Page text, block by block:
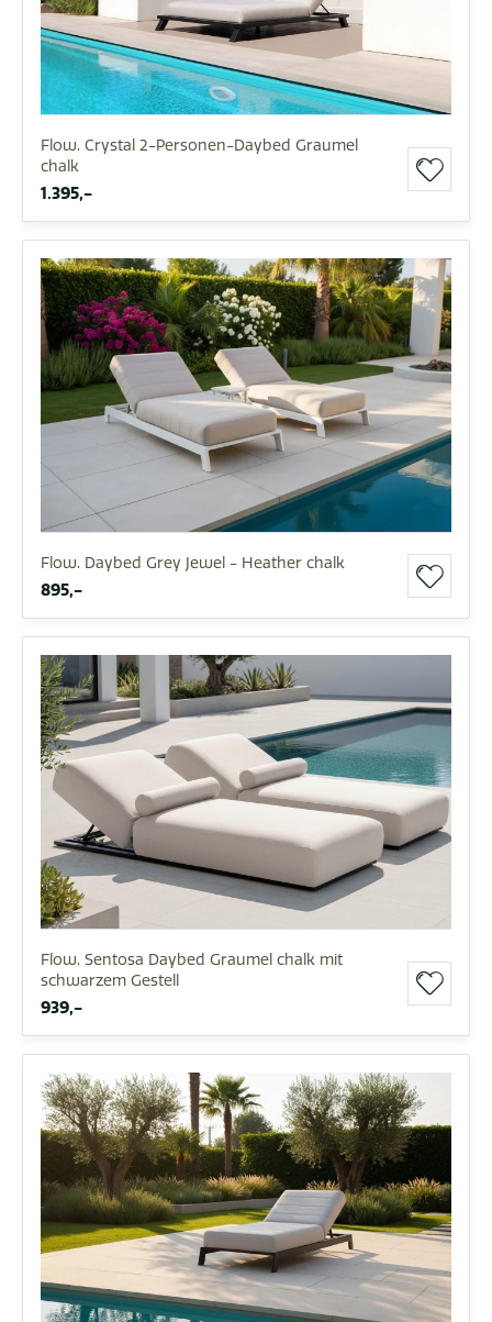
Flow. Crystal 2-Personen-Daybed Graumel
chalk
1.395,-
Flow. Daybed Grey Jewel - Heather chalk
895,-
Flow. Sentosa Daybed Graumel chalk mit
schwarzem Gestell
939,-